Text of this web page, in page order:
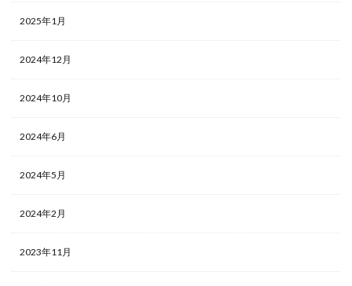
2025年1月
2024年12月
2024年10月
2024年6月
2024年5月
2024年2月
2023年11月